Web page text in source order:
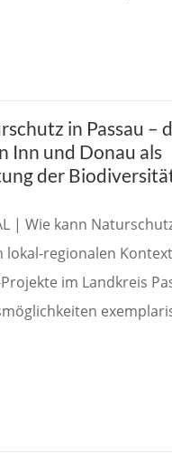
in Passau –
Inn und Donau als
der
| Wie kann
lokal-regionalen Kontext
im Landkreis